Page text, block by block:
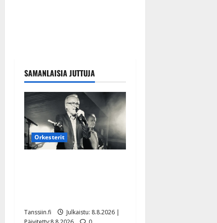
SAMANLAISIA JUTTUJA
Orkesterit
Tanssiin.fi
Julkaistu: 8.8.2026 |